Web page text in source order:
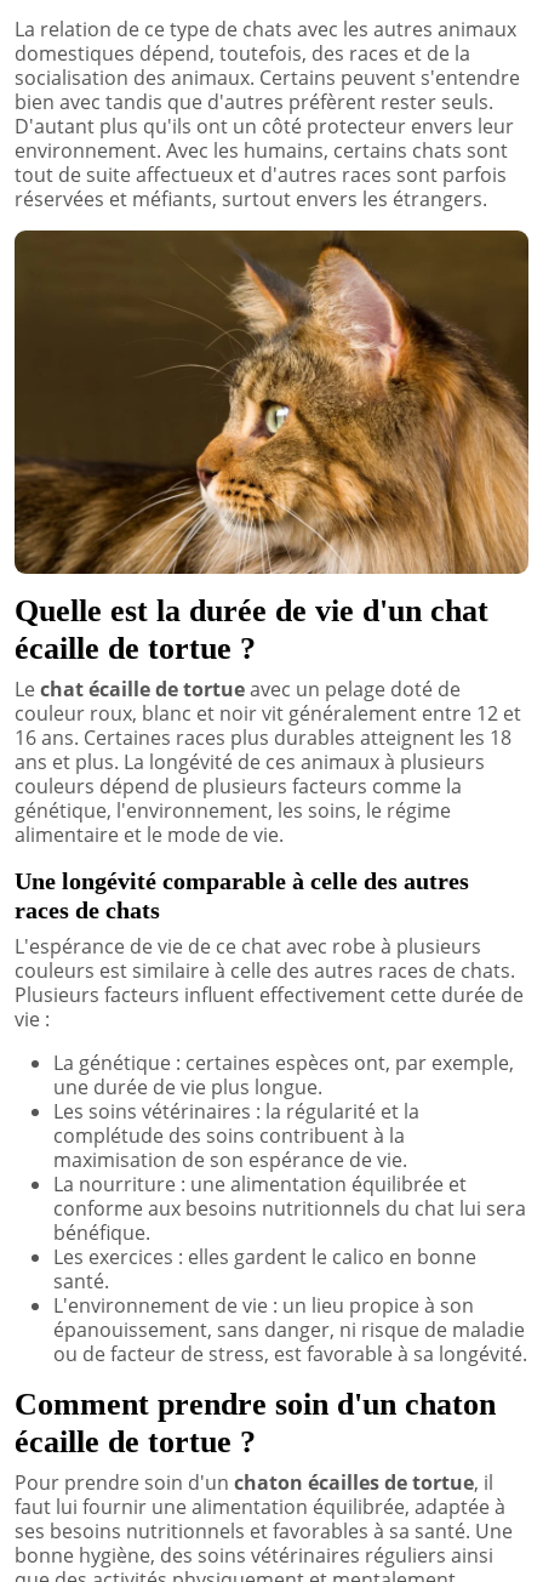
La relation de ce type de chats avec les autres animaux
domestiques dépend, toutefois, des races et de la
socialisation des animaux. Certains peuvent s'entendre
bien avec tandis que d'autres préfèrent rester seuls.
D'autant plus qu'ils ont un côté protecteur envers leur
environnement. Avec les humains, certains chats sont
tout de suite affectueux et d'autres races sont parfois
réservées et méfiants, surtout envers les étrangers.
Quelle est la durée de vie d'un chat
écaille de tortue ?
Lechat écaille de tortueavec un pelage doté de
couleur roux, blanc et noir vit généralement entre 12 et
16 ans. Certaines races plus durables atteignent les 18
ans et plus. La longévité de ces animaux à plusieurs
couleurs dépend de plusieurs facteurs comme la
génétique, l'environnement, les soins, le régime
alimentaire et le mode de vie.
Une longévité comparable à celle des autres
races de chats
L'espérance de vie de ce chat avec robe à plusieurs
couleurs est similaire à celle des autres races de chats.
Plusieurs facteurs influent effectivement cette durée de
vie :
La génétique : certaines espèces ont, par exemple,
une durée de vie plus longue.
Les soins vétérinaires : la régularité et la
complétude des soins contribuent à la
maximisation de son espérance de vie.
La nourriture : une alimentation équilibrée et
conforme aux besoins nutritionnels du chat lui sera
bénéfique.
Les exercices : elles gardent le calico en bonne
santé.
L'environnement de vie : un lieu propice à son
épanouissement, sans danger, ni risque de maladie
ou de facteur de stress, est favorable à sa longévité.
Comment prendre soin d'un chaton
écaille de tortue ?
Pour prendre soin d'un chaton écailles de tortue, il
faut lui fournir une alimentation équilibrée, adaptée à
ses besoins nutritionnels et favorables à sa santé. Une
bonne hygiène, des soins vétérinaires réguliers ainsi